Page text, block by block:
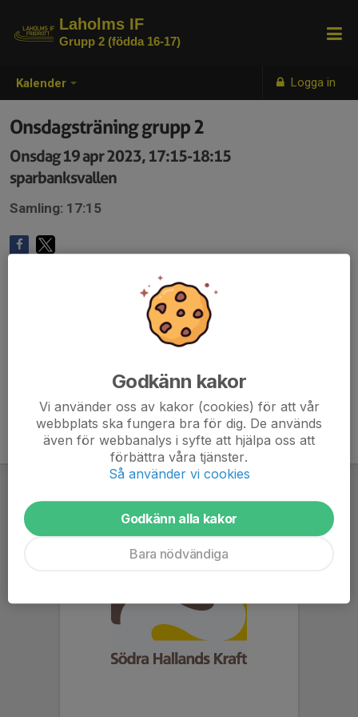
Kalender Logga in
Laholms IF
Grupp 2 (födda 16-17)
Onsdagsträning grupp 2
Onsdag 19 apr 2023, 17:15-18:15
sparbanksvallen
Samling: 17:15
Godkänn kakor
Vi använder oss av kakor (cookies) för att vår
webbplats ska fungera bra för dig. De används
även för webbanalys i syfte att hjälpa oss att
förbättra våra tjänster.
Så använder vi cookies
Godkänn alla kakor
Bara nödvändiga